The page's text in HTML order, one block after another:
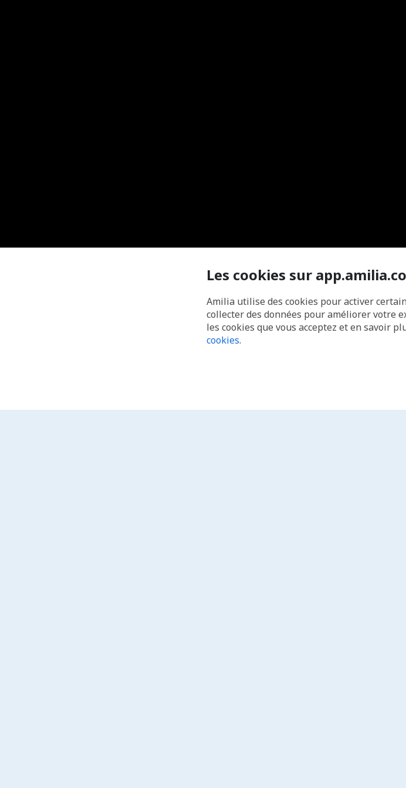
Les cookies sur
Amilia utilise des cookies pour activer
collecter des données pour améliorer votre
les cookies que vous acceptez et en savoir
cookies.